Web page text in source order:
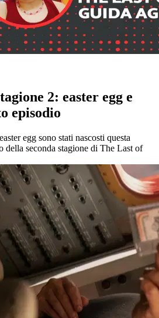
2: easter egg e
episodio
egg sono stati nascosti questa
della seconda stagione di The Last of